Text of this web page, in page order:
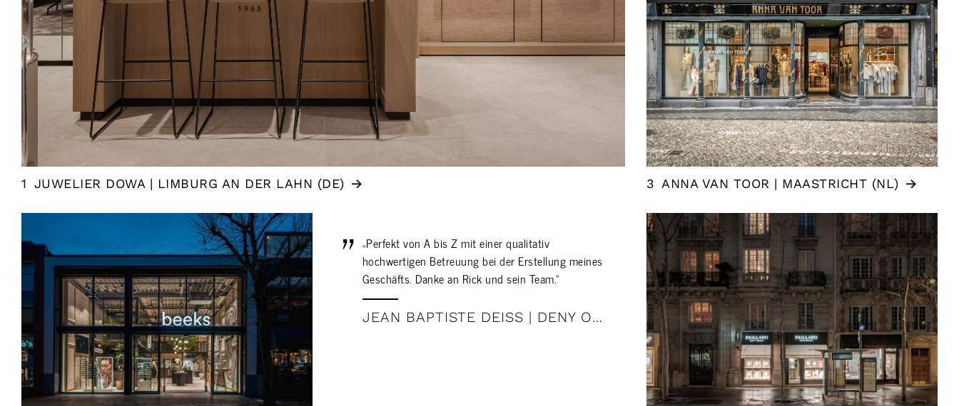
1 JUWELIER DOWA | LIMBURG AN DER LAHN (DE) 3 ANNA VAN TOOR | MAASTRICHT (NL)
„Perfekt von A bis Z mit einer qualitativ
hochwertigen Betreuung bei der Erstellung meines
Geschäfts. Danke an Rick und sein Team.“
JEAN BAPTISTE DEISS | DENY OPTIK